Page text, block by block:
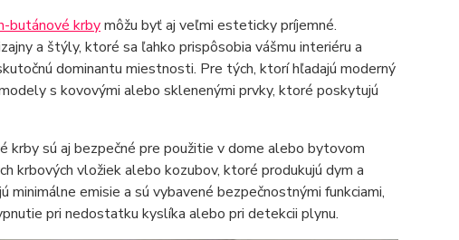
butánové krbymôžu byť aj veľmi esteticky príjemné.
a štýly, ktoré sa ľahko prispôsobia vášmu interiéru a
dominantu miestnosti. Pre tých, ktorí hľadajú moderný
s kovovými alebo sklenenými prvky, ktoré poskytujú
krby sú aj bezpečné pre použitie v dome alebo bytovom
krbových vložiek alebo kozubov, ktoré produkujú dym a
minimálne emisie a sú vybavené bezpečnostnými funkciami,
pri nedostatku kyslíka alebo pri detekcii plynu.